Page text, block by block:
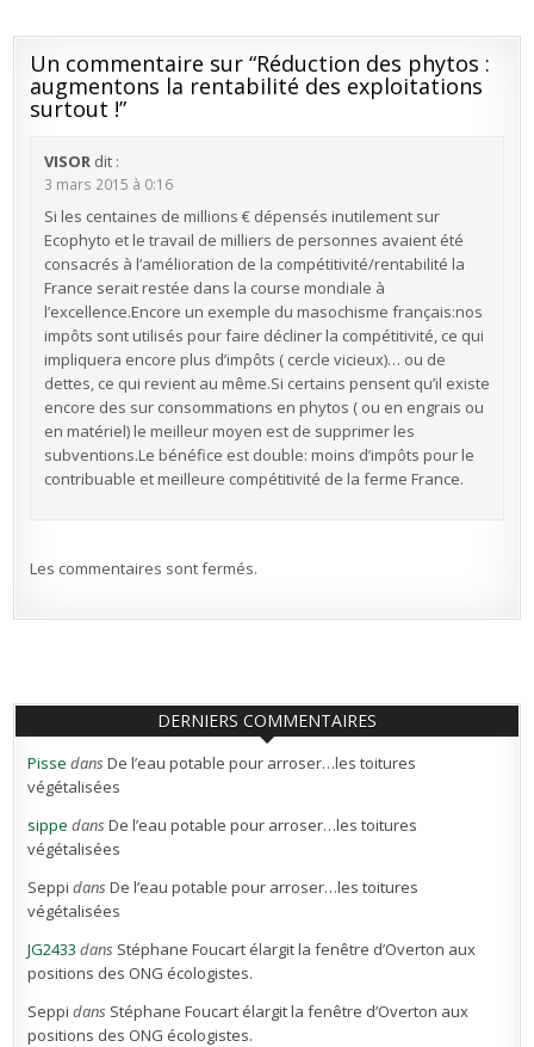
Un commentaire sur “Réduction des phytos :
augmentons la rentabilité des exploitations
surtout !”
VISOR dit :
3 mars 2015 à 0:16
Si les centaines de millions € dépensés inutilement sur
Ecophyto et le travail de milliers de personnes avaient été
consacrés à l’amélioration de la compétitivité/rentabilité la
France serait restée dans la course mondiale à
l’excellence.Encore un exemple du masochisme français:nos
impôts sont utilisés pour faire décliner la compétitivité, ce qui
impliquera encore plus d’impôts ( cercle vicieux)… ou de
dettes, ce qui revient au même.Si certains pensent qu’il existe
encore des sur consommations en phytos ( ou en engrais ou
en matériel) le meilleur moyen est de supprimer les
subventions.Le bénéfice est double: moins d’impôts pour le
contribuable et meilleure compétitivité de la ferme France.
Les commentaires sont fermés.
DERNIERS COMMENTAIRES
Pisse dansDe l’eau potable pour arroser…les toitures
végétalisées
sippe dansDe l’eau potable pour arroser…les toitures
végétalisées
Seppi dansDe l’eau potable pour arroser…les toitures
végétalisées
JG2433 dans Stéphane Foucart élargit la fenêtre d’Overton aux
positions des ONG écologistes.
Seppi dans Stéphane Foucart élargit la fenêtre d’Overton aux
positions des ONG écologistes.